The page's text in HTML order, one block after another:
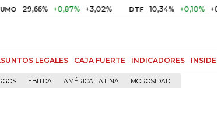
+0,87% +3,02% DTF 10,34% +0,10% +0,98%
LEGALES CAJA FUERTE INDICADORES INSIDE
EBITDA AMÉRICA LATINA MOROSIDAD